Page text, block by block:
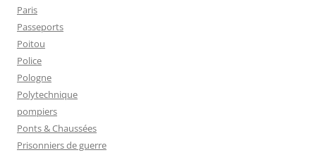
Paris
Passeports
Poitou
Police
Pologne
Polytechnique
pompiers
Ponts & Chaussées
Prisonniers de guerre